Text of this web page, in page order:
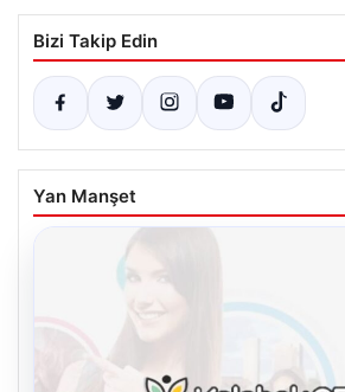
Bizi Takip Edin
Yan Manşet